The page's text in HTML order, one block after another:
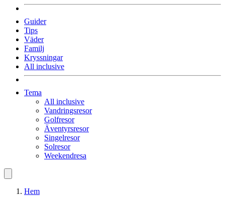
Guider
Tips
Väder
Familj
Kryssningar
All inclusive
Tema
All inclusive
Vandringsresor
Golfresor
Äventyrsresor
Singelresor
Solresor
Weekendresa
Hem